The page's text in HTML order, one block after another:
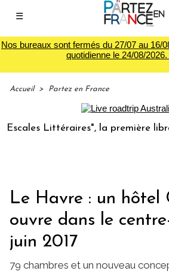
☰
Nos bureaux sont fermés du 27/07 au 16/
quotidienne le 24/08/
Accueil > Partez en France
Littéraires", la première librairie
Le Havre : un hôtel
ouvre dans le
juin 2017
79 chambres et un nouveau